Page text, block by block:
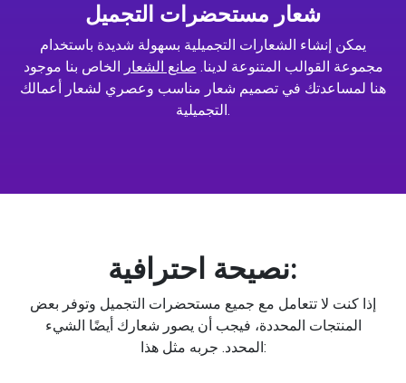
شعار مستحضرات التجميل
يمكن إنشاء الشعارات التجميلية بسهولة شديدة باستخدام
مجموعة القوالب المتنوعة لدينا. صانع الشعار الخاص بنا موجود
هنا لمساعدتك في تصميم شعار مناسب وعصري لشعار أعمالك
التجميلية.
نصيحة احترافية:
إذا كنت لا تتعامل مع جميع مستحضرات التجميل وتوفر بعض
المنتجات المحددة، فيجب أن يصور شعارك أيضًا الشيء
المحدد. جربه مثل هذا: